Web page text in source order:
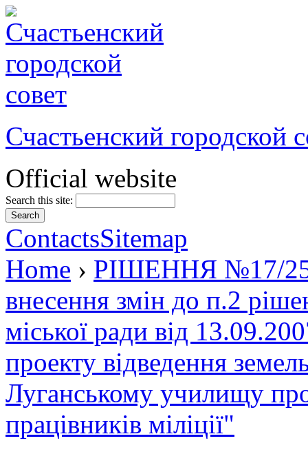
Счастьенский городской
Official website
Search this site:
ContactsSitemap
Home › РІШЕННЯ №17/25
внесення змін до п.2
міської ради від
проекту відведення
Луганському училищу
працівників міліції"